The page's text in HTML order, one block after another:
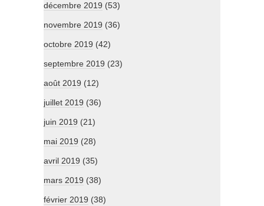
décembre 2019 (53)
novembre 2019 (36)
octobre 2019 (42)
septembre 2019 (23)
août 2019 (12)
juillet 2019 (36)
juin 2019 (21)
mai 2019 (28)
avril 2019 (35)
mars 2019 (38)
février 2019 (38)